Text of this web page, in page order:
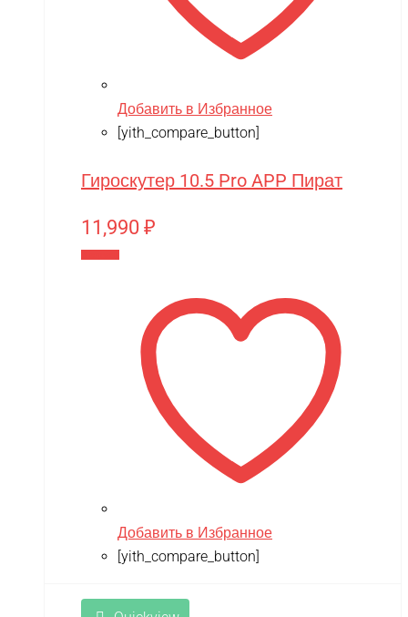
Добавить в Избранное
[yith_compare_button]
Гироскутер 10.5 Pro APP Пират
11,990 ₽
Добавить в Избранное
[yith_compare_button]